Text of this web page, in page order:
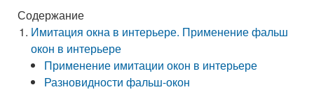
Содержание
Имитация окна в интерьере. Применение фальш
окон в интерьере
Применение имитации окон в интерьере
Разновидности фальш-окон